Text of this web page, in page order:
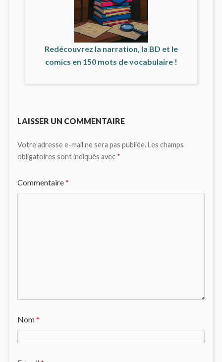
Redécouvrez la narration, la BD et le
comics en 150 mots de vocabulaire !
LAISSER UN COMMENTAIRE
Votre adresse e-mail ne sera pas publiée.Les champs
obligatoires sont indiqués avec *
Commentaire*
Nom*